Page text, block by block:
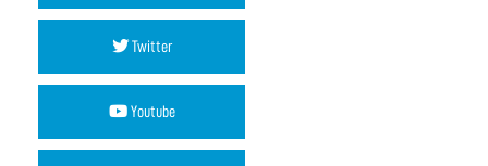
Twitter
Youtube